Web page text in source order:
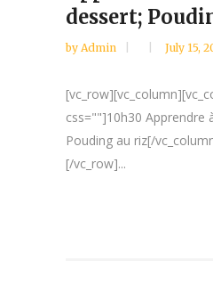
dessert;
by Admin July 15,
css=""]10h30 Apprendre
Pouding au riz[/
[/vc_row]...